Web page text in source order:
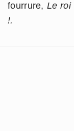
fourrure, Le roi
!.